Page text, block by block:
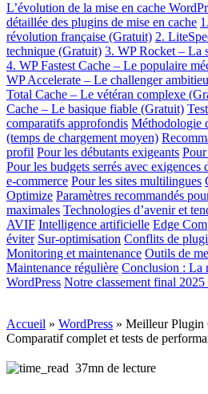
L’évolution de la mise en cache
détaillée des plugins de mise en cache
révolution française (Gratuit) 2.
technique (Gratuit) 3. WP Rocket – La
4. WP Fastest Cache – Le populaire
WP Accelerate – Le challenger
Total Cache – Le vétéran complexe
Cache – Le basique fiable (Gratuit)
comparatifs approfondis Méthodologie
(temps de chargement moyen)
profil Pour les débutants exigeants
Pour les budgets serrés avec exigences
e-commerce Pour les sites multilingues
Optimize Paramètres recommandés
maximales Technologies d’avenir et
AVIF Intelligence artificielle Edge
éviter Sur-optimisation Conflits de
Monitoring et maintenance Outils de
Maintenance régulière Conclusion : La
WordPress Notre classement final 2025
Accueil » WordPress » Meilleur Plugin
Comparatif complet et tests de
37mn de lecture